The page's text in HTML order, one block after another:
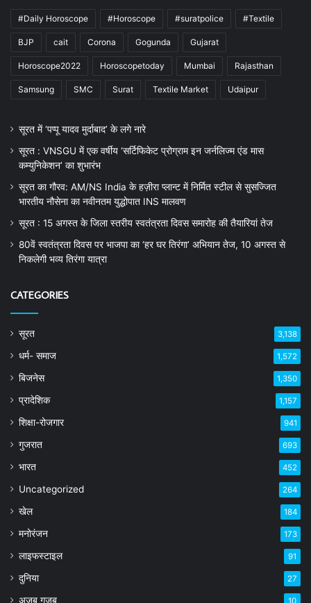
#Daily Horoscope #Horoscope #suratpolice #Textile
BJP cait Corona Gogunda Gujarat
Horoscope2022 Horoscopetoday Mumbai Rajasthan
Samsung SMC Surat Textile Market Udaipur
सूरत में ‘पप्पू यादव मुर्दाबाद’ के लगे नारे
सूरत : VNSGU में एक वर्षीय ‘सर्टिफिकेट प्रोग्राम इन जर्नलिज्म एंड मास
कम्युनिकेशन’ का शुभारंभ
सूरत का गौरव: AM/NS India के हज़ीरा प्लान्ट में निर्मित स्टील से सुसज्जित
भारतीय नौसेना का नवीनतम युद्धोपात INS मालवण
सूरत : 15 अगस्त के जिला स्तरीय स्वतंत्रता दिवस समारोह की तैयारियां तेज
80वें स्वतंत्रता दिवस पर भाजपा का ‘हर घर तिरंगा’ अभियान तेज, 10 अगस्त से
निकलेगी भव्य तिरंगा यात्रा
CATEGORIES
सूरत 3,138
धर्म- समाज 1,572
बिजनेस 1,350
प्रादेशिक 1,157
शिक्षा-रोजगार 941
गुजरात 693
भारत 452
Uncategorized 264
खेल 184
मनोरंजन 173
लाइफस्टाइल 91
दुनिया 27
अजब गजब 10